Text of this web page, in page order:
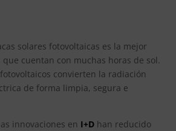
solares fotovoltaicas es la mejor
cuentan con muchas horas de sol.
convierten la radiación
de forma limpia, segura e
innovaciones en I+D han reducido